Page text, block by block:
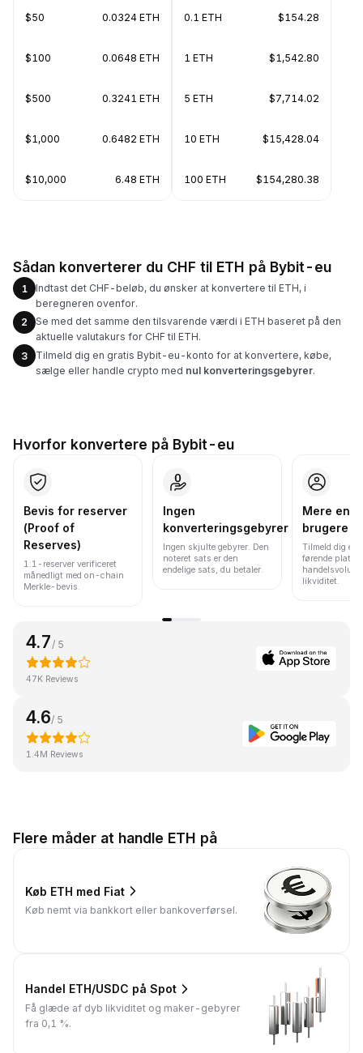
$50 0.0324 ETH
$100 0.0648 ETH
$500 0.3241 ETH
$1,000 0.6482 ETH
$10,000 6.48 ETH
0.1 ETH $154.28
1 ETH $1,542.80
5 ETH $7,714.02
10 ETH $15,428.04
100 ETH $154,280.38
Sådan konverterer du CHF til ETH på Bybit-eu
1
Indtast det CHF-beløb, du ønsker at konvertere til ETH, i
beregneren ovenfor.
2
Se med det samme den tilsvarende værdi i ETH baseret på den
aktuelle valutakurs for CHF til ETH.
3
Tilmeld dig en gratis Bybit-eu-konto for at konvertere, købe,
sælge eller handle crypto med nul konverteringsgebyrer.
Hvorfor konvertere på Bybit-eu
Bevis for reserver
(Proof of
Reserves)
1:1-reserver verificeret
månedligt med on-chain
Merkle-bevis.
Ingen
konverteringsgebyrer
Ingen skjulte gebyrer. Den
noteret sats er den
endelige sats, du betaler.
Mere end
brugere
Tilmeld dig en
førende
likviditet.
4.7 / 5
47K Reviews
4.6/ 5
1.4M Reviews
Flere måder at handle ETH på
Køb ETH med Fiat
Køb nemt via bankkort eller bankoverførsel.
Handel ETH/USDC på Spot
Få glæde af dyb likviditet og maker-gebyrer
fra 0,1 %.